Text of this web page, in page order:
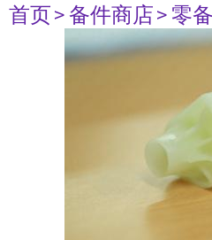
首页> 备件商店> 零